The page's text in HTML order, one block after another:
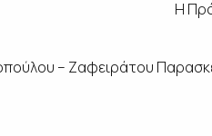
Η
– Ζαφειράτου